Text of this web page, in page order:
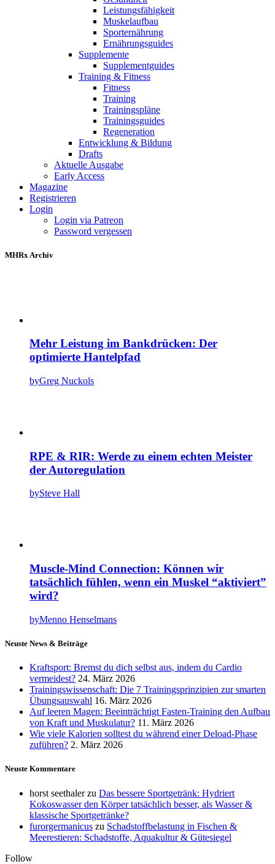
Leistungsfähigkeit
Muskelaufbau
Sporternährung
Ernährungsguides
Supplemente
Supplementguides
Training & Fitness
Fitness
Training
Trainingspläne
Trainingsguides
Regeneration
Entwicklung & Bildung
Drafts
Aktuelle Ausgabe
Early Access
Magazine
Registrieren
Login
Login via Patreon
Password vergessen
MHRx Archiv
Mehr Leistung im Bankdrücken: Der
optimierte Hantelpfad
byGreg Nuckols
RPE & RIR: Werde zu einem echten Meister
der Autoregulation
bySteve Hall
Muscle-Mind Connection: Können wir
tatsächlich fühlen, wenn ein Muskel “aktiviert”
wird?
byMenno Henselmans
Neuste News & Beiträge
Kraftsport: Bremst du dich selbst aus, indem du Cardio
vermeidest? 24. März 2026
Trainingswissenschaft: Die 7 Trainingsprinzipien zur smarten
Übungsauswahl 16. März 2026
Auf leeren Magen: Beeinträchtigt Fasten-Training den Aufbau
von Kraft und Muskulatur? 11. März 2026
Wie viele Kalorien solltest du während einer Deload-Phase
zuführen? 2. März 2026
Neuste Kommentare
horst seethalerzu Das bessere Sportgetränk: Hydriert
Kokoswasser den Körper tatsächlich besser, als Wasser &
klassische Sportgetränke?
furorgermanicus zu Schadstoffbelastung in Fischen &
Meerestieren: Schadstoffe, Aquakultur & Gütesiegel
Follow